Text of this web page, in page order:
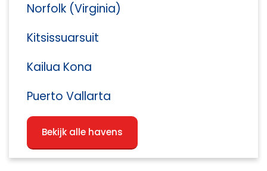
Norfolk (Virginia)
Kitsissuarsuit
Kailua Kona
Puerto Vallarta
Bekijk alle havens